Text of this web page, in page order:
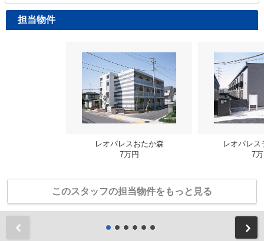
担当物件
レオパレスおたか森
7万円
レオパレ
7
このスタッフの担当物件をもっと見る